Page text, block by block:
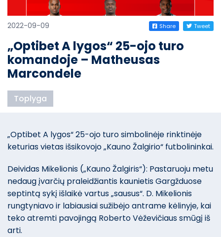
2022-09-09 Share Tweet
„Optibet A lygos“ 25-ojo turo
komandoje – Matheusas
Marcondele
Toplyga
„Optibet A lygos“ 25-ojo turo simbolinėje rinktinėje
keturias vietas išsikovojo „Kauno Žalgirio“ futbolininkai.
Deividas Mikelionis („Kauno Žalgiris“): Pastaruoju metu
nedaug įvarčių praleidžiantis kaunietis Gargžduose
septintą sykį išlaikė vartus „sausus“. D. Mikelionis
rungtyniavo ir labiausiai sužibėjo antrame kėlinyje, kai
teko atremti pavojingą Roberto Vėževičiaus smūgį iš
arti.